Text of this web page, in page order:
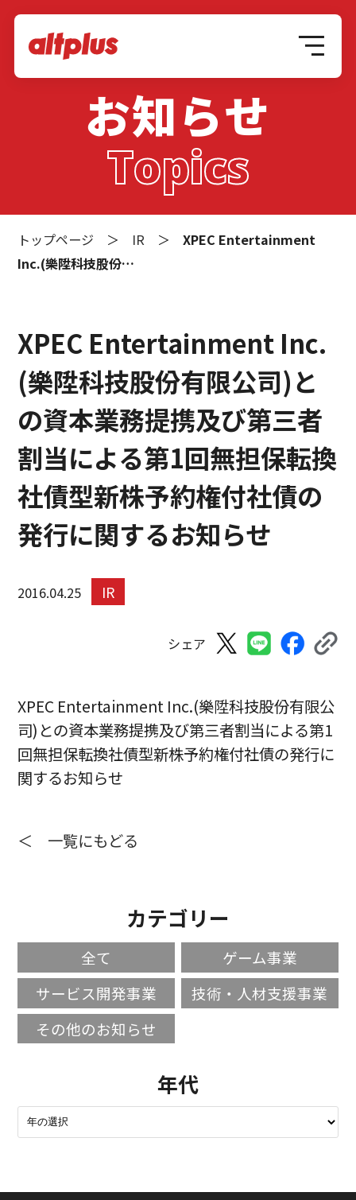
お知らせ
Topics
トップページ ＞ IR ＞XPEC Entertainment
Inc.(樂陞科技股份…
XPEC Entertainment Inc.
(樂陞科技股份有限公司)と
の資本業務提携及び第三者
割当による第1回無担保転換
社債型新株予約権付社債の
発行に関するお知らせ
2016.04.25 IR
シェア
XPEC Entertainment Inc.(樂陞科技股份有限公
司)との資本業務提携及び第三者割当による第1
回無担保転換社債型新株予約権付社債の発行に
関するお知らせ
＜ 一覧にもどる
カテゴリー
全て
ゲーム事業
サービス開発事業
技術・人材支援事業
その他のお知らせ
年代